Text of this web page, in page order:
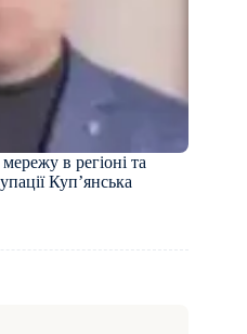
в регіоні та
Куп’янська